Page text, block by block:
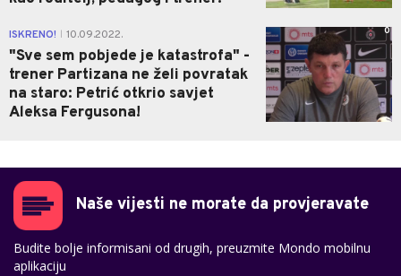
ISKRENO! 10.09.2022.
"Sve sem pobjede je katastrofa" -
trener Partizana ne želi povratak
na staro: Petrić otkrio savjet
Aleksa Fergusona!
0
Naše vijesti ne morate da provjeravate
Budite bolje informisani od drugih, preuzmite Mondo mobilnu
aplikaciju